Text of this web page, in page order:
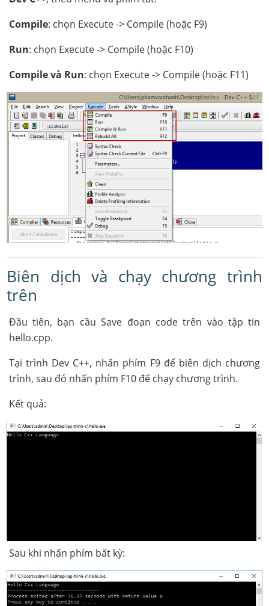
Compile: chọn Execute -> Compile (hoặc F9)
Run: chọn Execute -> Compile (hoặc F10)
Compile và Run: chọn Execute -> Compile (hoặc F11)
Biên dịch và chạy chương trình
trên
Đầu tiên, bạn cầu Save đoạn code trên vào tập tin
hello.cpp.
Tại trình Dev C++, nhấn phím F9 để biên dịch chương
trình, sau đó nhấn phím F10 để chạy chương trình.
Kết quả:
Sau khi nhấn phím bất kỳ: